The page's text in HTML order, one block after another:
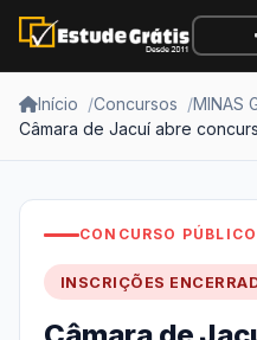
Início Concursos
MINAS
Câmara de Jacuí abre
CONCURSO PÚBLICO
INSCRIÇÕES